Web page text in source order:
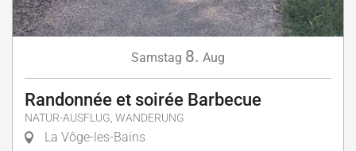
Samstag 8. Aug
Randonnée et soirée Barbecue
NATUR-AUSFLUG, WANDERUNG
La Vôge-les-Bains